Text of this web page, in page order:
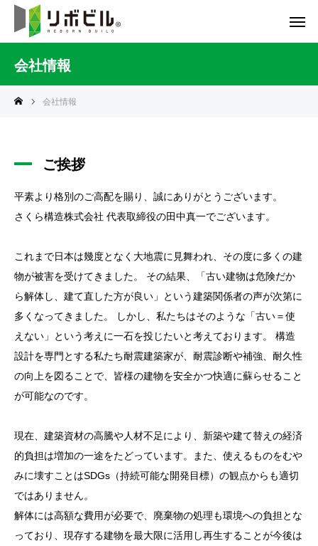
会社情報
会社情報
ご挨拶
平素より格別のご高配を賜り、誠にありがとうございます。
さくら構造株式会社 代表取締役の田中真一でございます。
これまで日本は幾度となく大地震に見舞われ、その度に多くの建
物が被害を受けてきました。 その結果、「古い建物は危険だか
ら解体し、建て直した方が良い」という建築関係者の声が次第に
多くなってきました。 しかし、私たちはそのような「古い＝使
えない」という考えに一石を投じたいと考えております。 構造
設計を専門とする私たち耐震建築家が、耐震診断や補強、耐久性
の向上を図ることで、皆様の建物を安全かつ快適に蘇らせること
が可能なのです。
現在、建築資材の高騰や人材不足により、新築や建て替えの経済
的負担は増加の一途をたどっています。また、使えるものをむや
みに壊すことはSDGs（持続可能な開発目標）の観点からも適切
ではありません。
解体には高額な費用が必要で、廃棄物の処理も環境への負担とな
っており、現存する建物を最大限に活用し再生することが今後は